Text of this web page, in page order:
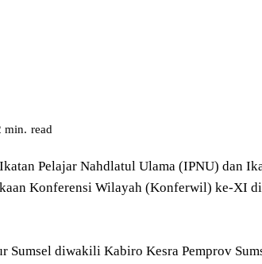
min. read
Pelajar Nahdlatul Ulama (IPNU) dan
Konferensi Wilayah (Konferwil) ke-XI
diwakili Kabiro Kesra Pemprov